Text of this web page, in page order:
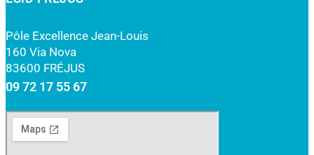
Pôle Excellence Jean-Louis
160 Via Nova
83600 FRÉJUS
09 72 17 55 67